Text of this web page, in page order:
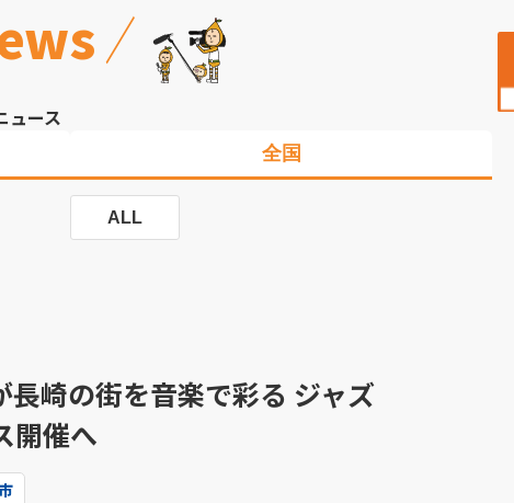
ュース
全国
ALL
崎の街を音楽で彩る ジャズ
開催へ